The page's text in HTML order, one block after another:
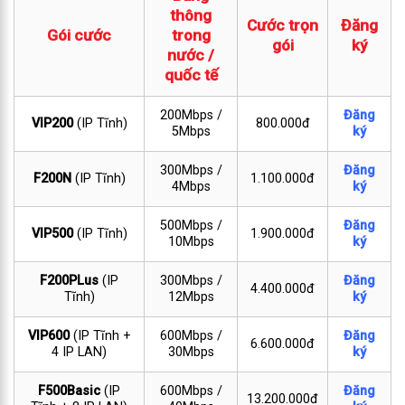
Gói cước
thông
trong
nước /
quốc tế
Cước trọn
gói
Đăng
ký
VIP200(IP Tĩnh)
200Mbps /
5Mbps
800.000đ
Đăng
ký
F200N (IP Tĩnh)
300Mbps /
4Mbps
1.100.000đ
Đăng
ký
VIP500(IP Tĩnh)
500Mbps /
10Mbps
1.900.000đ
Đăng
ký
F200PLus (IP
Tĩnh)
300Mbps /
12Mbps
4.400.000đ
Đăng
ký
VIP600(IP Tĩnh +
4 IP LAN)
600Mbps /
30Mbps
6.600.000đ
Đăng
ký
F500Basic (IP
600Mbps /
13.200.000đ
Đăng